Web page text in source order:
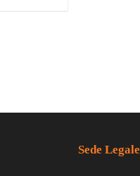
Sede Legale